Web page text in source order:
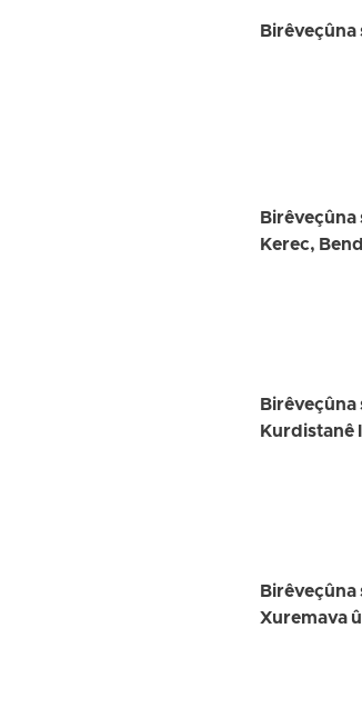
Birêveçûna
Birêveçûna
Kerec,
Birêveçûna
Kurdistanê
Birêveçûna
Xuremava